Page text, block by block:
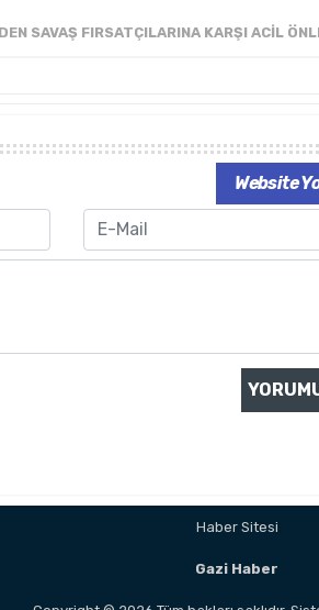
SAVAŞ FIRSATÇILARINA KARŞI ACIL
Website
Email
Haber Sitesi
Gazi Haber